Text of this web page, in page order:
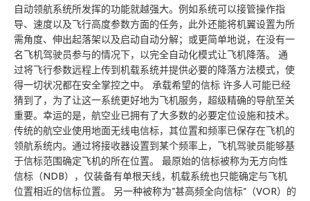
自动领航系统所发挥的功能就越强大。例如系统可以接管操作指
导、速度以及飞行高度参数方面的任务，此外还能将机翼设置为所
需角度、伸出起落架以及启动自动分解；或更简单地说，在没有一
名飞机驾驶员参与的情况下，以完全自动化模式让飞机降落。 通
过将飞行参数远程上传到机载系统并提供必要的降落方法模式，使
得一切状况都在安全掌控之中。 承载希望的信标 许多人可能已经
猜到了，为了让这一系统更好地为飞机服务，超级精确的导航至关
重要。幸运的是，航空业已拥有了大多数的必要定位设施和技术。
传统的航空业使用地面无线电信标，其位置和频率已保存在飞机的
领航系统内。通过将接收器设置到某个频率上，飞机驾驶员能够基
于信标范围确定飞机的所在位置。 最原始的信标被称为无方向性
信标（NDB），仅装备有单根天线，机载系统也只能确定与飞机
位置相近的信标位置。 另一种被称为”甚高频全向信标“（VOR）的